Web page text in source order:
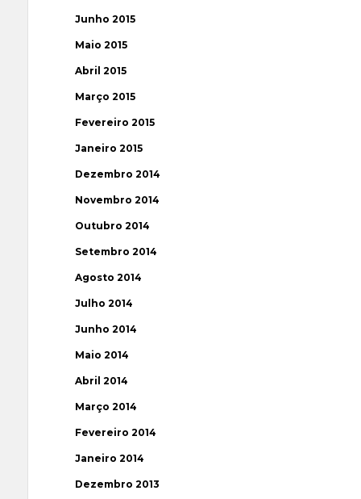
Junho 2015
Maio 2015
Abril 2015
Março 2015
Fevereiro 2015
Janeiro 2015
Dezembro 2014
Novembro 2014
Outubro 2014
Setembro 2014
Agosto 2014
Julho 2014
Junho 2014
Maio 2014
Abril 2014
Março 2014
Fevereiro 2014
Janeiro 2014
Dezembro 2013